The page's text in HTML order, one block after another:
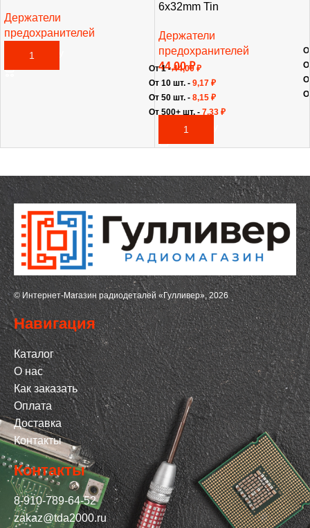
Держатели
предохранителей
В КОРЗИНУ
6х32mm Tin
Держатели
предохранителей
44,00₽
В КОРЗИНУ
От 1 -44,00₽
От 10 шт. - 9,17 ₽
От 50 шт. - 8,15 ₽
От 500+ шт. - 7,33 ₽
© Интернет-Магазин радиодеталей «Гулливер», 2026
Навигация
Каталог
О нас
Как заказать
Оплата
Доставка
Контакты
Контакты
8-910-789-64-52
zakaz@tda2000.ru